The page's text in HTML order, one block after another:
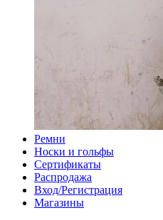
Ремни
Носки и гольфы
Сертификаты
Распродажа
Вход/Регистрация
Магазины